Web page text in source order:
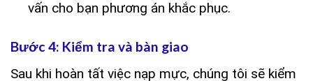
vấn cho bạn phương án khắc phục.
Bước 4: Kiểm tra và bàn giao
Sau khi hoàn tất việc nạp mực, chúng tôi sẽ kiểm